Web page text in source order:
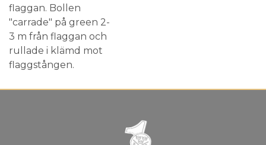
flaggan. Bollen
"carrade" på green 2-
3 m från flaggan och
rullade i klämd mot
flaggstången.